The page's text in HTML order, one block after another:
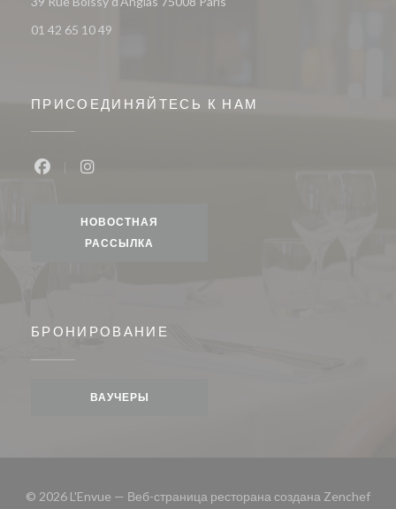
01 42 65 10 49
ПРИСОЕДИНЯЙТЕСЬ К НАМ
НОВОСТНАЯ
РАССЫЛКА
БРОНИРОВАНИЕ
ВАУЧЕРЫ
© 2026 L'Envue — Веб-страница ресторана создана Zenchef